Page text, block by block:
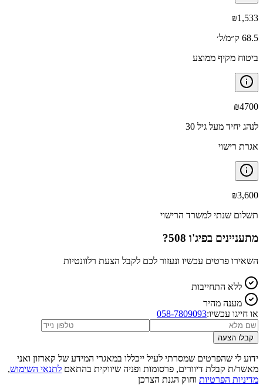
₪1,533
68.5 ק״מ/ל׳
ביטוח מקיף ממוצע
₪4700
לנהג יחיד מעל גיל 30
אגרת רישוי
₪3,600
תשלום שנתי למשרד הרישוי
מתעניינים בפיג'ו 508 ?
השאירו פרטים עכשיו ונעזור לכם לקבל הצעת רלוונטיות
ללא התחייבות
מענה מהיר
או חייגו עכשיו:058-7809093
קבלו הצעה
ידוע לי שהפרטים שמסרתי לעיל ייכללו במאגרי המידע של קארזון ואני
מאשר/ת קבלת דיוורים, פרסומות ופניה שיווקית בהתאם לתנאי השימוש,
מדיניות הפרטיות וחוק הגנת הצרכן